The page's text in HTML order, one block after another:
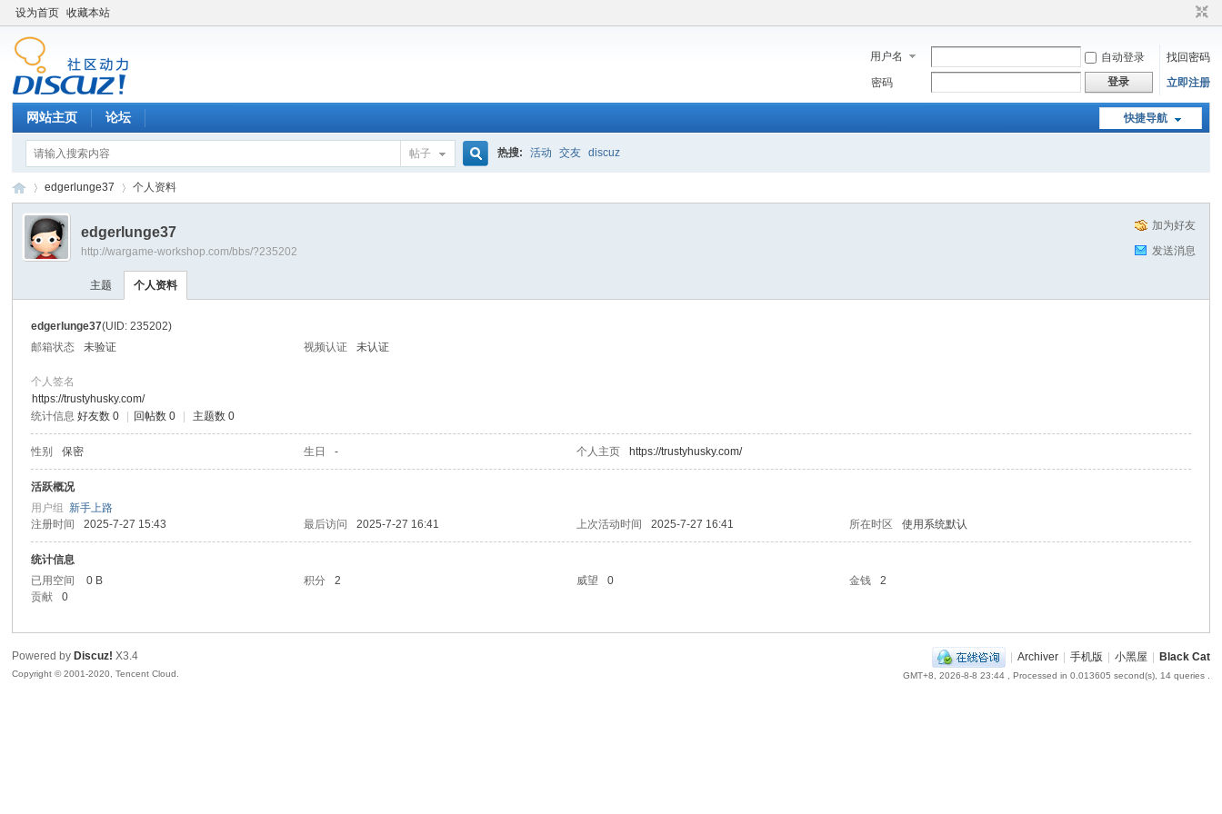
设为首页 收藏本站
用户名 自动登录
找回密码
密码
登录 立即注册
快捷导航
网站主页 论坛
帖子 热搜: 活动 交友 discuz
›
edgerlunge37 个人资料
加为好友
发送消息
edgerlunge37
http://wargame-workshop.com/bbs/?235202
主题 个人资料
edgerlunge37(UID: 235202)
邮箱状态
未验证 视频认证 未认证
个人签名
https://trustyhusky.com/
统计信息 好友数 0 回帖数 0 主题数 0
性别 保密 生日 - 个人主页 https://trustyhusky.com/
活跃概况
用户组新手上路
注册时间
2025-7-27 15:43 最后访问 2025-7-27 16:41 上次活动时间 2025-7-27 16:41 所在时区 使用系统默认
统计信息
已用空间
0 B 积分 2 威望 0 金钱
2
贡献
0
| Archiver | 手机版 | 小黑屋 | Black Cat
GMT+8, 2026-8-8 23:44, Processed in 0.013605 second(s), 14 queries .
Powered by Discuz! X3.4
Copyright © 2001-2020, Tencent Cloud.